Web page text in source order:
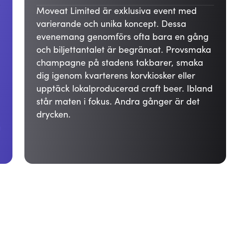
Moveat Limited är exklusiva event med
varierande och unika koncept. Dessa
evenemang genomförs ofta bara en gång
och biljettantalet är begränsat. Provsmaka
champagne på stadens takbarer, smaka
dig igenom kvarterens korvkiosker eller
upptäck lokalproducerad craft beer. Ibland
står maten i fokus. Andra gånger är det
drycken.